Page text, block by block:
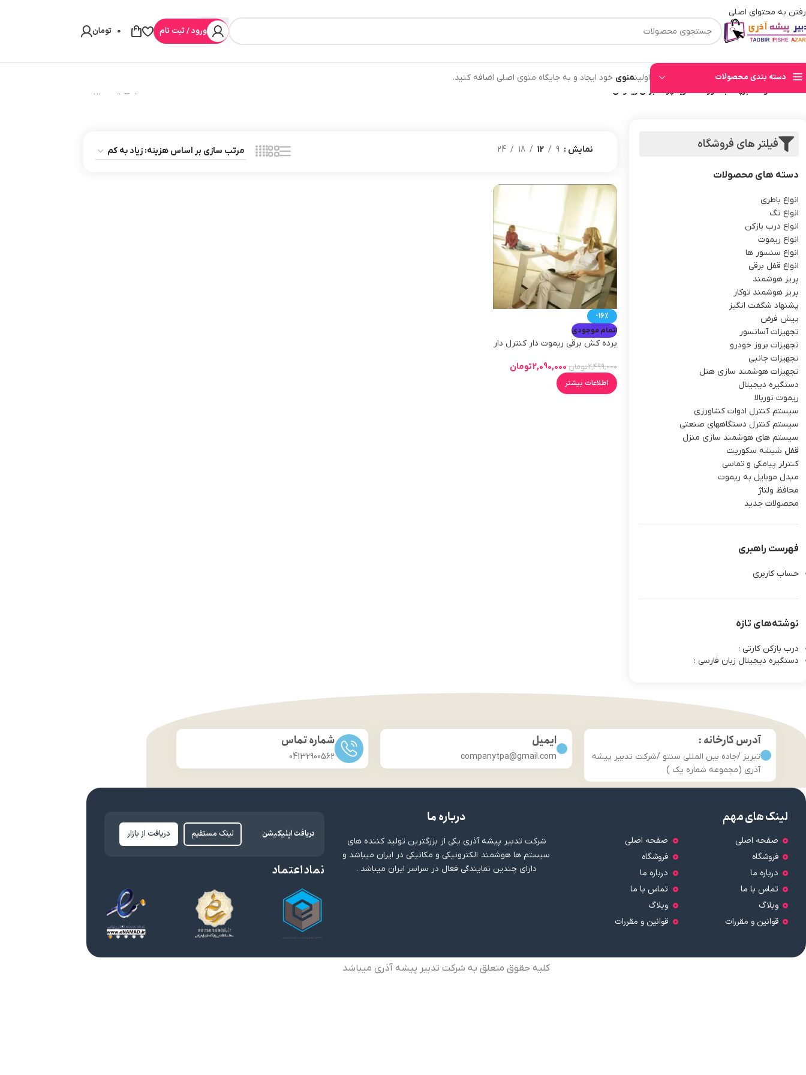
رفتن به محتوای اصلی
⚡قیمت های وب سایت بروز میباشند⚡ با توجه به حجم بالای سفارشهای ثبت شده به ترتیب ارسال خواهند شد ⚡تلفن تماس شرکت : 04132900562 ⚡
ورود / ثبت نام 0 تومان
دسته بندی محصولات اولینمنوی خود ایجاد و به جایگاه منوی اصلی اضافه کنید.
خانه/محصولات برچسب خورده “خرید پرده برقی ریموتی” نمایش یک نتیجه
فیلتر های فروشگاه
دسته های محصولات
انواع باطری
انواع تگ
انواع درب بازکن
انواع ریموت
انواع سنسور ها
انواع قفل برقی
پریز هوشمند
پریز هوشمند توکار
پشنهاد شگفت انگیز
پیش فرض
تجهیزات آسانسور
تجهیزات بروز خودرو
تجهیزات جانبی
تجهیزات هوشمند سازی هتل
دستگیره دیجیتال
ریموت نوربالا
سیستم کنترل ادوات کشاورزی
سیستم کنترل دستگاههای صنعتی
سیستم های هوشمند سازی منزل
قفل شیشه سکوریت
کنترلر پیامکی و تماسی
مبدل موبایل به ریموت
محافظ ولتاژ
محصولات جدید
فهرست راهبری
حساب کاربری
نوشته‌های تازه
درب بازکن کارتی :
دستگیره دیجیتال زبان فارسی :
نمایش 9
12
18
24
-16%
اتمام موجودی
پرده کش برقی ریموت دار کنترل دار
2,499,000تومان 2,090,000تومان
اطلاعات بیشتر
آدرس کارخانه :
تبریز /جاده بین المللی سنتو /شرکت تدبیر پیشه
آذری (مجموعه شماره یک )
ایمیل
companytpa@gmail.com
شماره تماس
04132900562
لینک های مهم
صفحه اصلی
فروشگاه
درباره ما
تماس با ما
وبلاگ
قوانین و مقررات
صفحه اصلی
فروشگاه
درباره ما
تماس با ما
وبلاگ
قوانین و مقررات
درباره ما
شرکت تدبیر پیشه آذری یکی از بزرگترین تولید کننده های
سیستم ها هوشمند الکترونیکی و مکانیکی در ایران میباشد و
دارای چندین نمایندگی فعال در سراسر ایران میباشد .
دریافت اپلیکیشن لینک مستقیم دریافت از بازار
نماد اعتماد
کلیه حقوق متعلق به شرکت تدبیر پیشه آذری میباشد